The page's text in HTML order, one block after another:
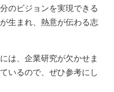
のビジョンを実現できる
生まれ、熱意が伝わる志
は、企業研究が欠かせま
いるので、ぜひ参考にし